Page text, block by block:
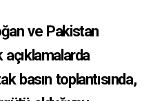
ve Pakistan
açıklamalarda
basın toplantısında,